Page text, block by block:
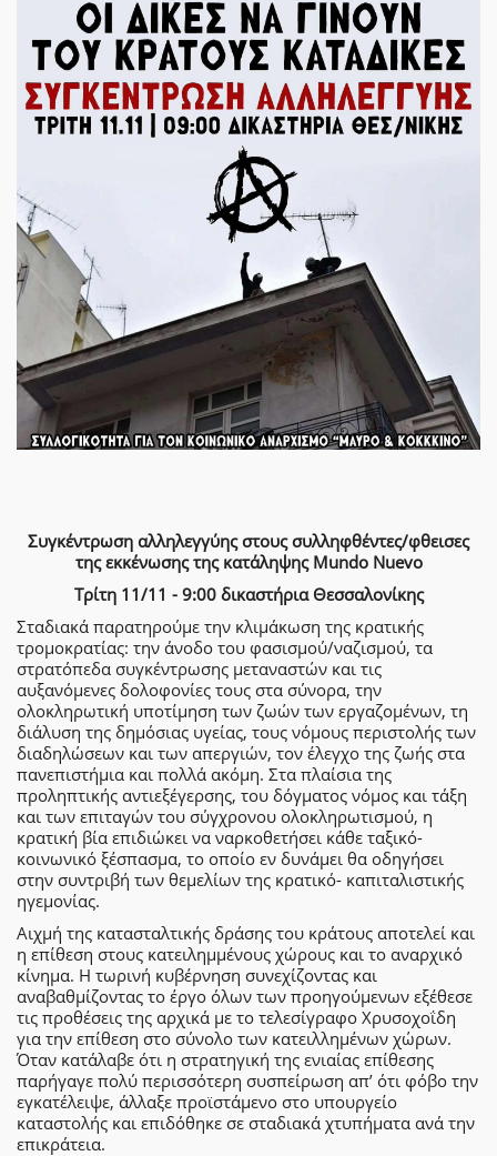
Συγκέντρωση αλληλεγγύης στους συλληφθέντες/φθεισες
της εκκένωσης της κατάληψης Mundo Nuevo
Τρίτη 11/11 - 9:00 δικαστήρια Θεσσαλονίκης
Σταδιακά παρατηρούμε την κλιμάκωση της κρατικής
τρομοκρατίας: την άνοδο του φασισμού/ναζισμού, τα
στρατόπεδα συγκέντρωσης μεταναστών και τις
αυξανόμενες δολοφονίες τους στα σύνορα, την
ολοκληρωτική υποτίμηση των ζωών των εργαζομένων, τη
διάλυση της δημόσιας υγείας, τους νόμους περιστολής των
διαδηλώσεων και των απεργιών, τον έλεγχο της ζωής στα
πανεπιστήμια και πολλά ακόμη. Στα πλαίσια της
προληπτικής αντιεξέγερσης, του δόγματος νόμος και τάξη
και των επιταγών του σύγχρονου ολοκληρωτισμού, η
κρατική βία επιδιώκει να ναρκοθετήσει κάθε ταξικό-
κοινωνικό ξέσπασμα, το οποίο εν δυνάμει θα οδηγήσει
στην συντριβή των θεμελίων της κρατικό- καπιταλιστικής
ηγεμονίας.
Αιχμή της κατασταλτικής δράσης του κράτους αποτελεί και
η επίθεση στους κατειλημμένους χώρους και το αναρχικό
κίνημα. Η τωρινή κυβέρνηση συνεχίζοντας και
αναβαθμίζοντας το έργο όλων των προηγούμενων εξέθεσε
τις προθέσεις της αρχικά με το τελεσίγραφο Χρυσοχοΐδη
για την επίθεση στο σύνολο των κατειλλημένων χώρων.
Όταν κατάλαβε ότι η στρατηγική της ενιαίας επίθεσης
παρήγαγε πολύ περισσότερη συσπείρωση απ’ ότι φόβο την
εγκατέλειψε, άλλαξε προϊστάμενο στο υπουργείο
καταστολής και επιδόθηκε σε σταδιακά χτυπήματα ανά την
επικράτεια.